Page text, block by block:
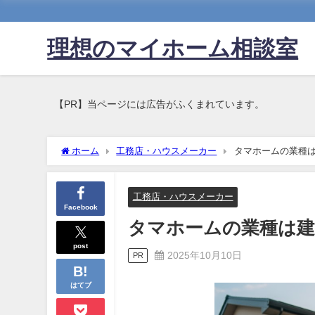
理想のマイホーム相談室
【PR】当ページには広告がふくまれています。
ホーム 工務店・ハウスメーカー タマホームの業種
Facebook
post
はてブ
工務店・ハウスメーカー
タマホームの業種は
PR 2025年10月10日